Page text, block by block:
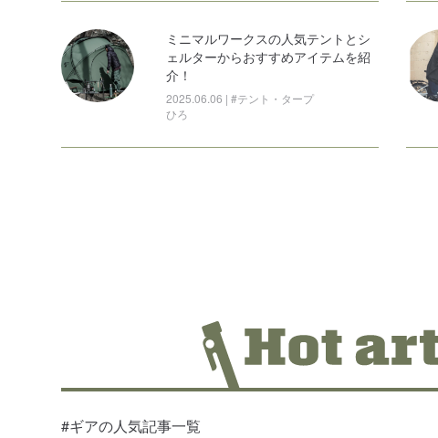
ミニマルワークスの人気テントとシ
ェルターからおすすめアイテムを紹
介！
2025.06.06 | #テント・タープ
ひろ
#ギアの人気記事一覧